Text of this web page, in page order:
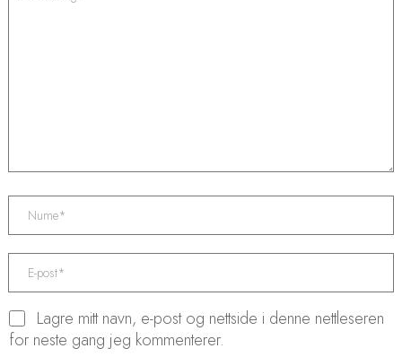
Lagre mitt navn, e-post og nettside i denne nettleseren
for neste gang jeg kommenterer.